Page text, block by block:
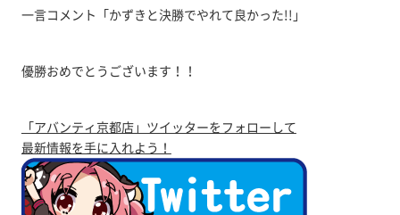
一言コメント「かずきと決勝でやれて良かった!!」
優勝おめでとうございます！！
「アバンティ京都店」ツイッターをフォローして
最新情報を手に入れよう！